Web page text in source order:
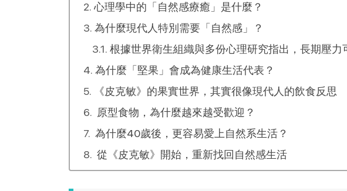
心理學中的「自然感療癒」是什麼？
為什麼現代人特別需要「自然感」？
根據世界衛生組織與多份心理研究指出，長期壓力
為什麼「堅果」會成為健康生活代表？
《皮克敏》的果實世界，其實很像現代人的飲食反思
原型食物，為什麼越來越受歡迎？
為什麼40歲後，更容易愛上自然系生活？
從《皮克敏》開始，重新找回自然感生活